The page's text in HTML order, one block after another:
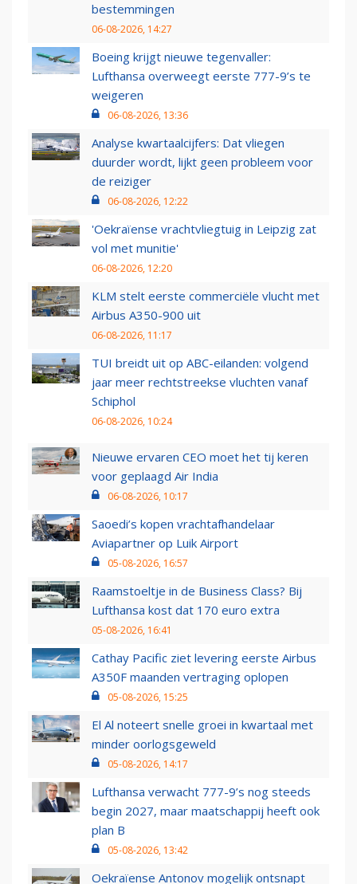
bestemmingen
06-08-2026, 14:27
Boeing krijgt nieuwe tegenvaller:
Lufthansa overweegt eerste 777-9’s te
weigeren
06-08-2026, 13:36
Analyse kwartaalcijfers: Dat vliegen
duurder wordt, lijkt geen probleem voor
de reiziger
06-08-2026, 12:22
'Oekraïense vrachtvliegtuig in Leipzig zat
vol met munitie'
06-08-2026, 12:20
KLM stelt eerste commerciële vlucht met
Airbus A350-900 uit
06-08-2026, 11:17
TUI breidt uit op ABC-eilanden: volgend
jaar meer rechtstreekse vluchten vanaf
Schiphol
06-08-2026, 10:24
Nieuwe ervaren CEO moet het tij keren
voor geplaagd Air India
06-08-2026, 10:17
Saoedi’s kopen vrachtafhandelaar
Aviapartner op Luik Airport
05-08-2026, 16:57
Raamstoeltje in de Business Class? Bij
Lufthansa kost dat 170 euro extra
05-08-2026, 16:41
Cathay Pacific ziet levering eerste Airbus
A350F maanden vertraging oplopen
05-08-2026, 15:25
El Al noteert snelle groei in kwartaal met
minder oorlogsgeweld
05-08-2026, 14:17
Lufthansa verwacht 777-9’s nog steeds
begin 2027, maar maatschappij heeft ook
plan B
05-08-2026, 13:42
Oekraïense Antonov mogelijk ontsnapt